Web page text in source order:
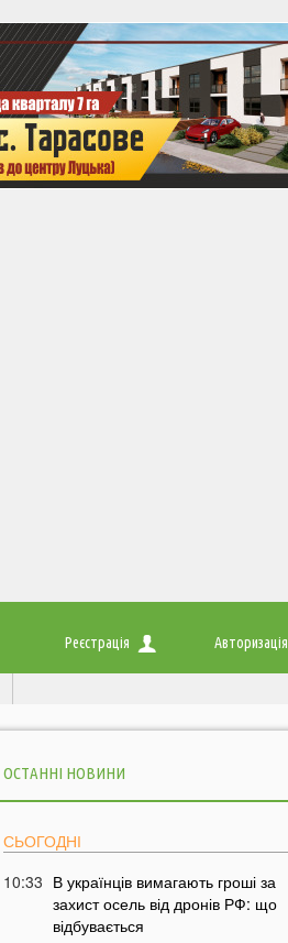
Реєстрація Авторизація
ОСТАННІ НОВИНИ
СЬОГОДНІ
10:33 В українців вимагають гроші за
захист осель від дронів РФ: що
відбувається